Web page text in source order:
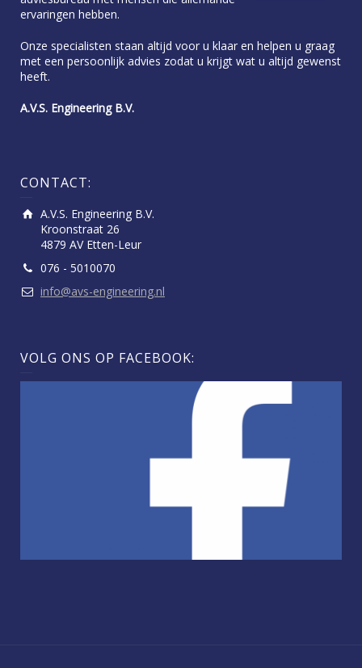
ervaringen hebben.
Onze specialisten staan altijd voor u klaar en helpen u graag
met een persoonlijk advies zodat u krijgt wat u altijd gewenst
heeft.
A.V.S. Engineering B.V.
CONTACT:
A.V.S. Engineering B.V.
Kroonstraat 26
4879 AV Etten-Leur
076 - 5010070
info@avs-engineering.nl
VOLG ONS OP FACEBOOK: